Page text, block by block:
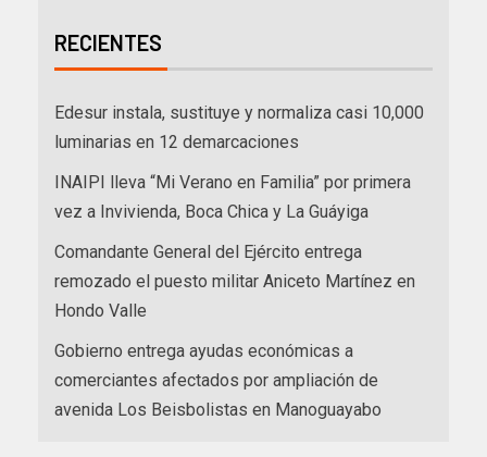
RECIENTES
Edesur instala, sustituye y normaliza casi 10,000
luminarias en 12 demarcaciones
INAIPI lleva “Mi Verano en Familia” por primera
vez a Invivienda, Boca Chica y La Guáyiga
Comandante General del Ejército entrega
remozado el puesto militar Aniceto Martínez en
Hondo Valle
Gobierno entrega ayudas económicas a
comerciantes afectados por ampliación de
avenida Los Beisbolistas en Manoguayabo